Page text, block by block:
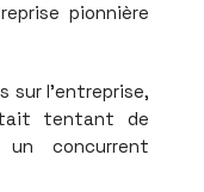
pionnière
sur l'entreprise,
tentant de
un concurrent